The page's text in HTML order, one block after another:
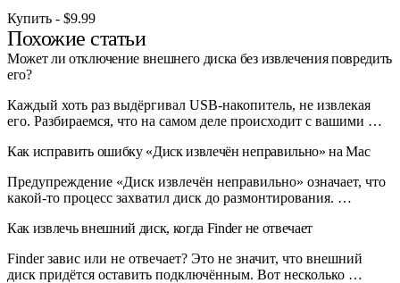
Купить - $9.99
Похожие статьи
Может ли отключение внешнего диска без извлечения повредить
его?
Каждый хоть раз выдёргивал USB-накопитель, не извлекая
его. Разбираемся, что на самом деле происходит с вашими …
Как исправить ошибку «Диск извлечён неправильно» на Mac
Предупреждение «Диск извлечён неправильно» означает, что
какой-то процесс захватил диск до размонтирования. …
Как извлечь внешний диск, когда Finder не отвечает
Finder завис или не отвечает? Это не значит, что внешний
диск придётся оставить подключённым. Вот несколько …